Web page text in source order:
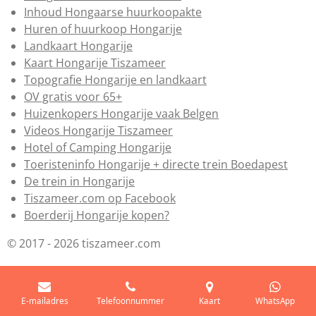
Inhoud Hongaarse huurkoopakte
Huren of huurkoop Hongarije
Landkaart Hongarije
Kaart Hongarije Tiszameer
Topografie Hongarije en landkaart
OV gratis voor 65+
Huizenkopers Hongarije vaak Belgen
Videos Hongarije Tiszameer
Hotel of Camping Hongarije
Toeristeninfo Hongarije + directe trein Boedapest
De trein in Hongarije
Tiszameer.com op Facebook
Boerderij Hongarije kopen?
© 2017 - 2026 tiszameer.com
E-mailadres Telefoonnummer Kaart WhatsApp